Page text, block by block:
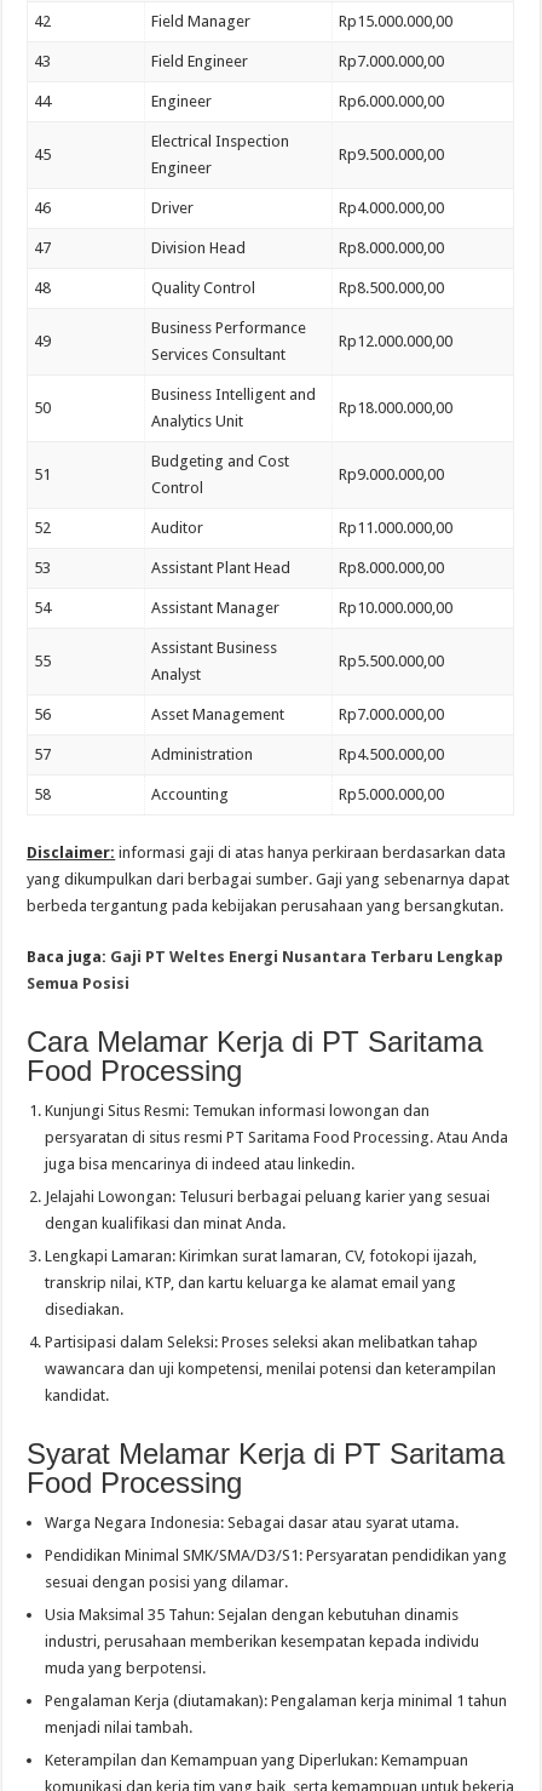
42 Field Manager Rp15.000.000,00
43 Field Engineer Rp7.000.000,00
44 Engineer Rp6.000.000,00
45
Electrical Inspection
Engineer
Rp9.500.000,00
46 Driver Rp4.000.000,00
47 Division Head Rp8.000.000,00
48 Quality Control Rp8.500.000,00
49
Business Performance
Services Consultant
Rp12.000.000,00
50
Business Intelligent and
Analytics Unit
Rp18.000.000,00
51
Budgeting and Cost
Control
Rp9.000.000,00
52 Auditor Rp11.000.000,00
53 Assistant Plant Head Rp8.000.000,00
54 Assistant Manager Rp10.000.000,00
55
Assistant Business
Analyst
Rp5.500.000,00
56 Asset Management Rp7.000.000,00
57 Administration Rp4.500.000,00
58 Accounting Rp5.000.000,00
Disclaimer: informasi gaji di atas hanya perkiraan berdasarkan data
yang dikumpulkan dari berbagai sumber. Gaji yang sebenarnya dapat
berbeda tergantung pada kebijakan perusahaan yang bersangkutan.
Baca juga: Gaji PT Weltes Energi Nusantara Terbaru Lengkap
Semua Posisi
Cara Melamar Kerja di PT Saritama
Food Processing
Kunjungi Situs Resmi: Temukan informasi lowongan dan
persyaratan di situs resmi PT Saritama Food Processing. Atau Anda
juga bisa mencarinya di indeed atau linkedin.
Jelajahi Lowongan: Telusuri berbagai peluang karier yang sesuai
dengan kualifikasi dan minat Anda.
Lengkapi Lamaran: Kirimkan surat lamaran, CV, fotokopi ijazah,
transkrip nilai, KTP, dan kartu keluarga ke alamat email yang
disediakan.
Partisipasi dalam Seleksi: Proses seleksi akan melibatkan tahap
wawancara dan uji kompetensi, menilai potensi dan keterampilan
kandidat.
Syarat Melamar Kerja di PT Saritama
Food Processing
Warga Negara Indonesia: Sebagai dasar atau syarat utama.
Pendidikan Minimal SMK/SMA/D3/S1: Persyaratan pendidikan yang
sesuai dengan posisi yang dilamar.
Usia Maksimal 35 Tahun: Sejalan dengan kebutuhan dinamis
industri, perusahaan memberikan kesempatan kepada individu
muda yang berpotensi.
Pengalaman Kerja (diutamakan): Pengalaman kerja minimal 1 tahun
menjadi nilai tambah.
Keterampilan dan Kemampuan yang Diperlukan: Kemampuan
komunikasi dan kerja tim yang baik, serta kemampuan untuk bekerja